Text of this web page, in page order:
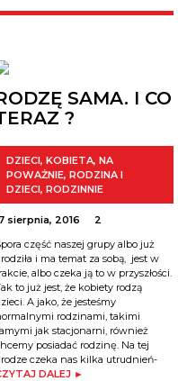
SAMA. I CO
?
DZIECI, KOBIETA, NA
POWAŻNIE, RODZINA I
DZIECI, RODZINNIE
sierpnia, 2016
2
część naszej grupy albo już
i ma temat za sobą, jest w
albo czeka ją to w przyszłości.
to już jest, że kobiety rodzą
A jako, że jesteśmy
rodzinami, takimi
jak stacjonarni, również
posiadać rodzinę. Na tej
czeka nas kilka utrudnień-
DALEJ ►